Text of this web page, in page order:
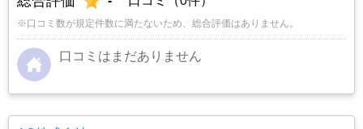
※口コミ数が規定件数に満たないため、総合評価はありません。
口コミはまだありません